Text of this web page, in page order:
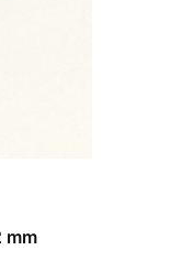
mm